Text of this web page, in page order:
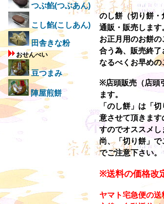
のし餅（切り餅
通販・販売します
お正月用のお餅
合う為、販売終了
なるべくお早めの
※店頭販売（店頭
ます。
「のし餅」は「
意させて頂きま
すのでオススメし
尚、「切り餅」
でご注意下さい。
※送料の価格改
ヤマト宅急便の
つぶ餡(つぶあん)
こし餡(こしあん)
田舎きな粉
おせんべい
豆つまみ
陣屋煎餅